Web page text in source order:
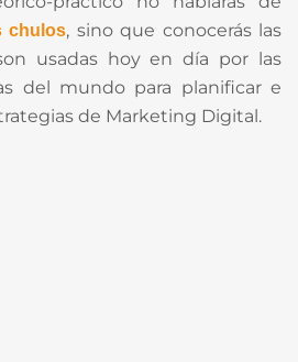
chulos, sino que conocerás las
usadas hoy en día por las
del mundo para planificar e
de Marketing Digital.